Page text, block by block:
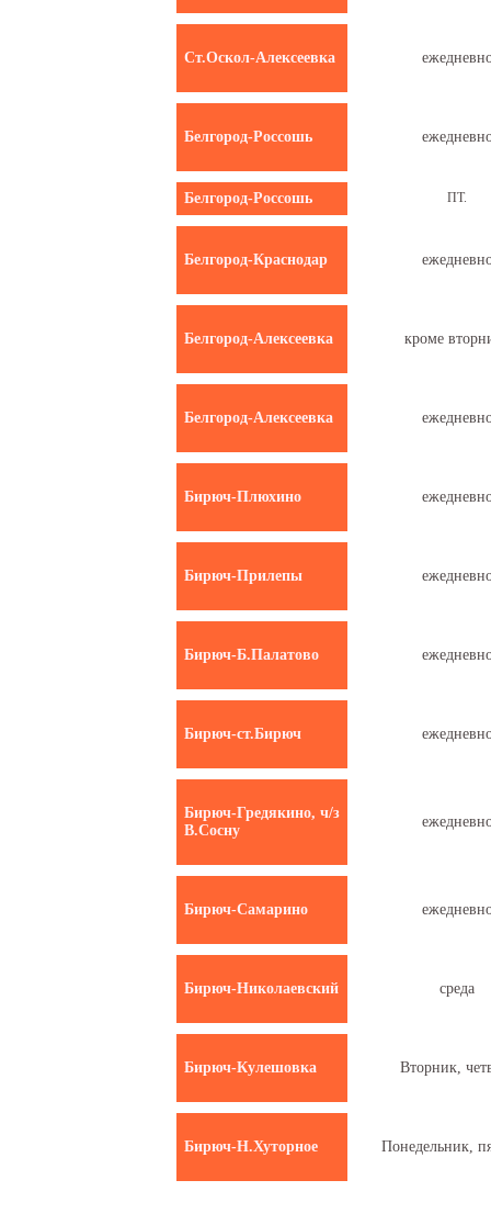
Ст.Оскол-Алексеевка
Белгород-Россошь
Белгород-Россошь ПТ.
Белгород-Краснодар
Белгород-Алексеевка кроме
Белгород-Алексеевка
Бирюч-Плюхино
Бирюч-Прилепы
Бирюч-Б.Палатово
Бирюч-ст.Бирюч
Бирюч-Гредякино, ч/з
В.Сосну
Бирюч-Самарино
Бирюч-Николаевский среда
Бирюч-Кулешовка Вторник,
Бирюч-Н.Хуторное Понедельник,